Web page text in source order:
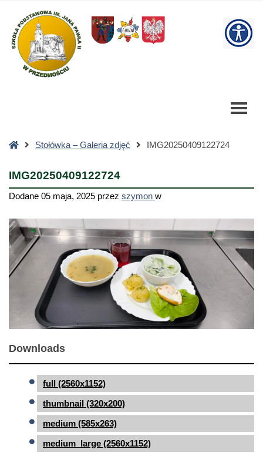
Szkoła
Podstawowa
StronaStołówka – Galeria zdjęć IMG20250409122724
IMG20250409122724
Dodane 05 maja, 2025 przez szymon w
Downloads
full (2560x1152)
thumbnail (320x200)
medium (585x263)
medium_large (2560x1152)